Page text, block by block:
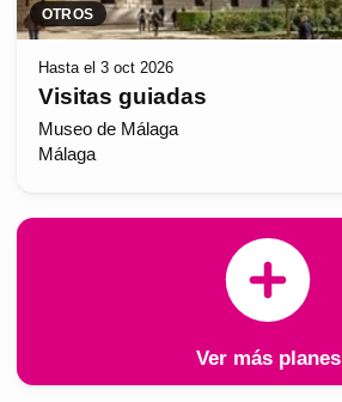
OTROS
Hasta el 3 oct 2026
Visitas guiadas
Museo de Málaga
Málaga
Ver más planes